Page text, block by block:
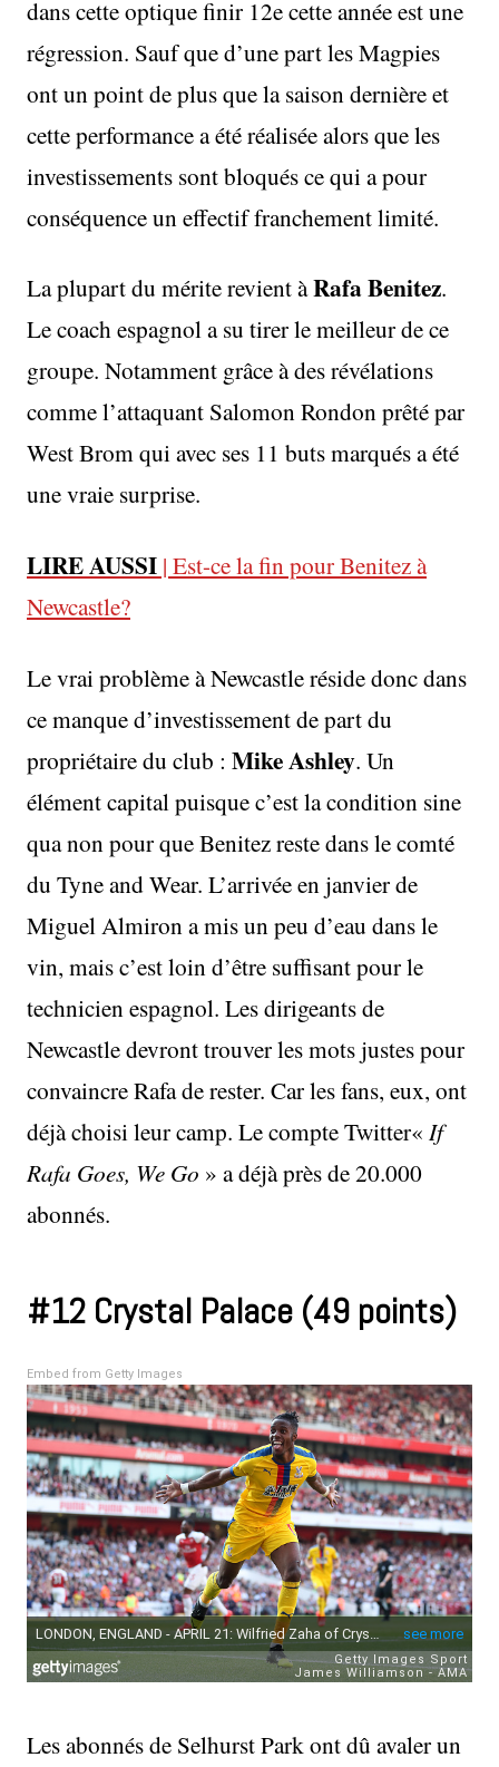
dans cette optique finir 12e cette année est une
régression. Sauf que d’une part les Magpies
ont un point de plus que la saison dernière et
cette performance a été réalisée alors que les
investissements sont bloqués ce qui a pour
conséquence un effectif franchement limité.
La plupart du mérite revient àRafa Benitez.
Le coach espagnol a su tirer le meilleur de ce
groupe. Notamment grâce à des révélations
comme l’attaquant Salomon Rondon prêté par
West Brom qui avec ses 11 buts marqués a été
une vraie surprise.
LIRE AUSSI | Est-ce la fin pour Benitez à
Newcastle?
Le vrai problème à Newcastle réside donc dans
ce manque d’investissement de part du
propriétaire du club : Mike Ashley. Un
élément capital puisque c’est la condition sine
qua non pour que Benitez reste dans le comté
du Tyne and Wear. L’arrivée en janvier de
Miguel Almiron a mis un peu d’eau dans le
vin, mais c’est loin d’être suffisant pour le
technicien espagnol. Les dirigeants de
Newcastle devront trouver les mots justes pour
convaincre Rafa de rester. Car les fans, eux, ont
déjà choisi leur camp. Le compte Twitter« If
Rafa Goes, We Go » a déjà près de 20.000
abonnés.
#12 Crystal Palace (49 points)
Embed from Getty Images
Les abonnés de Selhurst Park ont dû avaler un